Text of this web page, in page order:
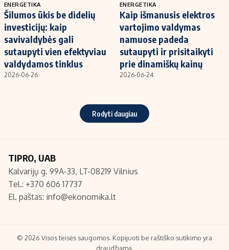
ENERGETIKA
Šilumos ūkis be didelių
investicijų: kaip
savivaldybės gali
sutaupyti vien efektyviau
valdydamos tinklus
2026-06-26
ENERGETIKA
Kaip išmanusis elektros
vartojimo valdymas
namuose padeda
sutaupyti ir prisitaikyti
prie dinamiškų kainų
2026-06-24
Rodyti daugiau
TIPRO, UAB
Kalvarijų g. 99A-33, LT-08219 Vilnius
Tel.: +370 606 17737
El. paštas: info@ekonomika.lt
© 2026 Visos teisės saugomos. Kopijuoti be raštiško sutikimo yra
draudžiama.